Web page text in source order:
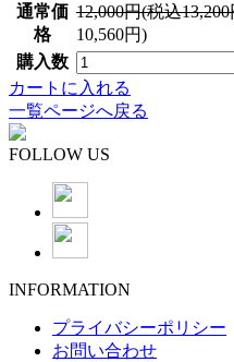
通常価
格
12,000円(税込13,200
10,560円)
購入数
カートに入れる
一覧ページへ戻る
FOLLOW US
INFORMATION
プライバシーポリシー
お問い合わせ